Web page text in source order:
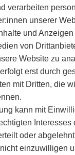
verarbeiten
unserer
und Anzeigen
von
Website zu
erst durch
mit Dritten, die
kann mit
Interesses
oder
einzuwilligen